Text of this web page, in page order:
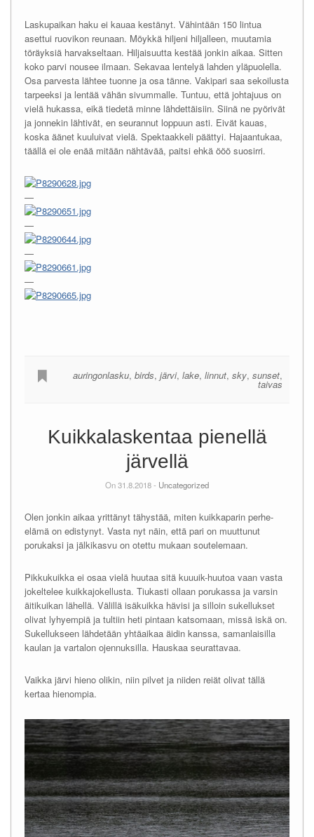
Laskupaikan haku ei kauaa kestänyt. Vähintään 150 lintua
asettui ruovikon reunaan. Möykkä hiljeni hiljalleen, muutamia
töräyksiä harvakseltaan. Hiljaisuutta kestää jonkin aikaa. Sitten
koko parvi nousee ilmaan. Sekavaa lentelyä lahden yläpuolella.
Osa parvesta lähtee tuonne ja osa tänne. Vakipari saa sekoilusta
tarpeeksi ja lentää vähän sivummalle. Tuntuu, että johtajuus on
vielä hukassa, eikä tiedetä minne lähdettäisiin. Siinä ne pyörivät
ja jonnekin lähtivät, en seurannut loppuun asti. Eivät kauas,
koska äänet kuuluivat vielä. Spektaakkeli päättyi. Hajaantukaa,
täällä ei ole enää mitään nähtävää, paitsi ehkä ööö suosirri.
—
—
—
—
auringonlasku,birds,järvi,lake,linnut,sky,sunset,
taivas
Kuikkalaskentaa pienellä
järvellä
On 31.8.2018 - Uncategorized
Olen jonkin aikaa yrittänyt tähystää, miten kuikkaparin perhe-
elämä on edistynyt. Vasta nyt näin, että pari on muuttunut
porukaksi ja jälkikasvu on otettu mukaan soutelemaan.
Pikkukuikka ei osaa vielä huutaa sitä kuuuik-huutoa vaan vasta
jokeltelee kuikkajokellusta. Tiukasti ollaan porukassa ja varsin
äitikuikan lähellä. Välillä isäkuikka hävisi ja silloin sukellukset
olivat lyhyempiä ja tultiin heti pintaan katsomaan, missä iskä on.
Sukellukseen lähdetään yhtäaikaa äidin kanssa, samanlaisilla
kaulan ja vartalon ojennuksilla. Hauskaa seurattavaa.
Vaikka järvi hieno olikin, niin pilvet ja niiden reiät olivat tällä
kertaa hienompia.